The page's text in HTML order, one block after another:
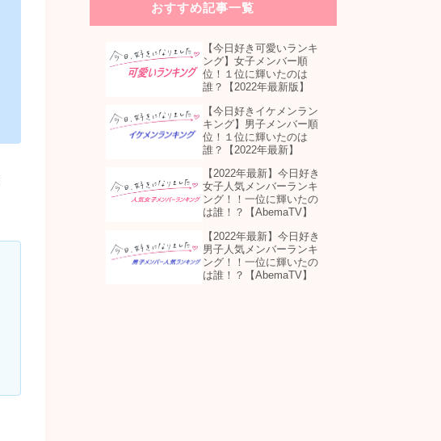
おすすめ記事一覧
【今日好き可愛いランキ
ング】女子メンバー順
位！１位に輝いたのは
誰？【2022年最新版】
【今日好きイケメンラン
キング】男子メンバー順
位！１位に輝いたのは
誰？【2022年最新】
【2022年最新】今日好き
女子人気メンバーランキ
ング！！一位に輝いたの
は誰！？【AbemaTV】
【2022年最新】今日好き
男子人気メンバーランキ
ング！！一位に輝いたの
は誰！？【AbemaTV】